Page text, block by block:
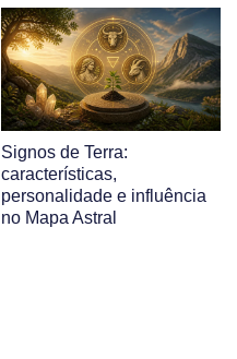
Signos de Terra:
características,
personalidade e influência
no Mapa Astral